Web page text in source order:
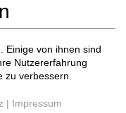
Einige von ihnen sind
Nutzererfahrung
zu verbessern.
| Impressum